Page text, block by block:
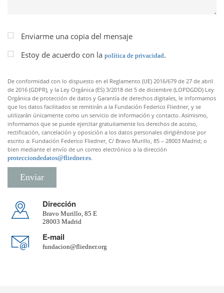
Enviarme una copia del mensaje
Estoy de acuerdo con la política de privacidad.
De conformidad con lo dispuesto en el Reglamento (UE) 2016/679 de 27 de abril
de 2016 (GDPR), y la Ley Orgánica (ES) 3/2018 del 5 de diciembre (LOPDGDD) Ley
Orgánica de protección de datos y Garantía de derechos digitales, le informamos
que los datos facilitados se remitirán a la Fundación Federico Fliedner, y se
utilizarán únicamente como un servicio de información y contacto. Asimismo,
informamos que se puede ejercitar gratuitamente los derechos de acceso,
rectificación, cancelación y oposición a los datos personales dirigiéndose por
escrito a: Fundación Federico Fliedner, C/ Bravo Murillo, 85 – 28003 Madrid; o
bien mediante el envío de un correo electrónico a la dirección
protecciondedatos@fliedner.es.
Enviar
Dirección
Bravo Murillo, 85 E
28003 Madrid
E-mail
fundacion@fliedner.org